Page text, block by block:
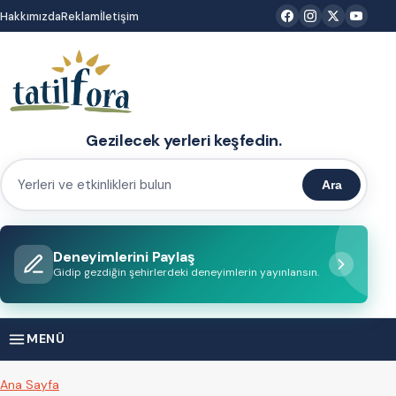
İçeriğe
atla
HakkımızdaReklamİletişim
Gezilecek yerleri keşfedin.
Yerleri
etkinlikleri
bulun
Ara
Deneyimlerini Paylaş
Gidip gezdiğin şehirlerdeki deneyimlerin yayınlansın.
MENÜ
Ana Sayfa